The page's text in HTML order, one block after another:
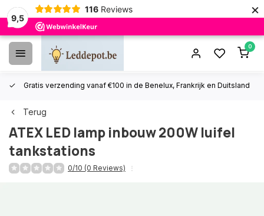
9,5
116 Reviews ×
0
Gratis verzending vanaf €100 in de Benelux, Frankrijk en Duitsland
Terug
ATEX LED lamp inbouw 200W luifel
tankstations
0/10 (0 Reviews)